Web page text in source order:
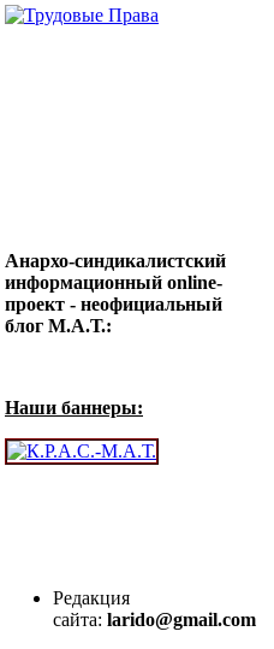
Анархо-синдикалистский
информационный online-
проект - неофициальный
блог М.А.Т.:
Наши баннеры:
Редакция
сайта: larido@gmail.com